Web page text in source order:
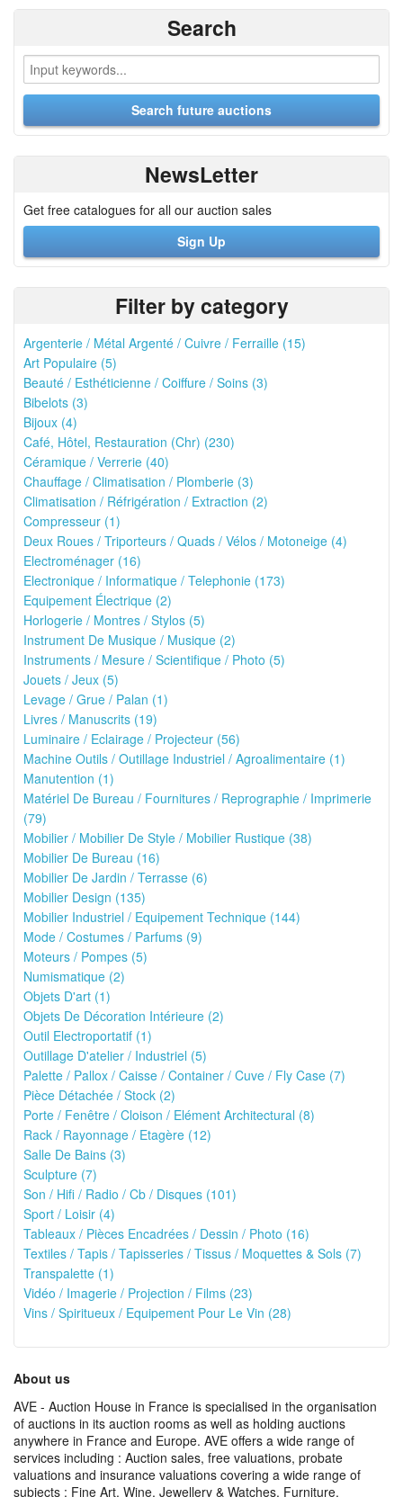
Search
NewsLetter
Get free catalogues for all our auction sales
Sign Up
Filter by category
Argenterie / Métal Argenté / Cuivre / Ferraille (15)
Art Populaire (5)
Beauté / Esthéticienne / Coiffure / Soins (3)
Bibelots (3)
Bijoux (4)
Café, Hôtel, Restauration (Chr) (230)
Céramique / Verrerie (40)
Chauffage / Climatisation / Plomberie (3)
Climatisation / Réfrigération / Extraction (2)
Compresseur (1)
Deux Roues / Triporteurs / Quads / Vélos / Motoneige (4)
Electroménager (16)
Electronique / Informatique / Telephonie (173)
Equipement Électrique (2)
Horlogerie / Montres / Stylos (5)
Instrument De Musique / Musique (2)
Instruments / Mesure / Scientifique / Photo (5)
Jouets / Jeux (5)
Levage / Grue / Palan (1)
Livres / Manuscrits (19)
Luminaire / Eclairage / Projecteur (56)
Machine Outils / Outillage Industriel / Agroalimentaire (1)
Manutention (1)
Matériel De Bureau / Fournitures / Reprographie / Imprimerie
(79)
Mobilier / Mobilier De Style / Mobilier Rustique (38)
Mobilier De Bureau (16)
Mobilier De Jardin / Terrasse (6)
Mobilier Design (135)
Mobilier Industriel / Equipement Technique (144)
Mode / Costumes / Parfums (9)
Moteurs / Pompes (5)
Numismatique (2)
Objets D'art (1)
Objets De Décoration Intérieure (2)
Outil Electroportatif (1)
Outillage D'atelier / Industriel (5)
Palette / Pallox / Caisse / Container / Cuve / Fly Case (7)
Pièce Détachée / Stock (2)
Porte / Fenêtre / Cloison / Elément Architectural (8)
Rack / Rayonnage / Etagère (12)
Salle De Bains (3)
Sculpture (7)
Son / Hifi / Radio / Cb / Disques (101)
Sport / Loisir (4)
Tableaux / Pièces Encadrées / Dessin / Photo (16)
Textiles / Tapis / Tapisseries / Tissus / Moquettes & Sols (7)
Transpalette (1)
Vidéo / Imagerie / Projection / Films (23)
Vins / Spiritueux / Equipement Pour Le Vin (28)
About us
AVE - Auction House in France is specialised in the organisation
of auctions in its auction rooms as well as holding auctions
anywhere in France and Europe. AVE offers a wide range of
services including : Auction sales, free valuations, probate
valuations and insurance valuations covering a wide range of
subjects : Fine Art, Wine, Jewellery & Watches, Furniture,